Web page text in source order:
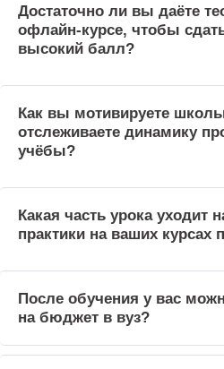
Достаточно ли вы даёте
офлайн-курсе, чтобы
высокий балл?
Как вы мотивируете
отслеживаете динамику
учёбы?
Какая часть урока уходит
практики на ваших курсах
После обучения у вас
на бюджет в вуз?